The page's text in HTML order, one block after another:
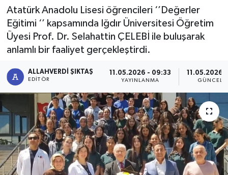
Atatürk Anadolu Lisesi öğrencileri ‘’Değerler
Eğitimi ‘’ kapsamında Iğdır Üniversitesi Öğretim
Üyesi Prof. Dr. Selahattin ÇELEBİ ile buluşarak
anlamlı bir faaliyet gerçekleştirdi.
ALLAHVERDI ŞIKTAŞ
EDITÖR
11.05.2026 - 09:33
YAYINLANMA
11.05.2026